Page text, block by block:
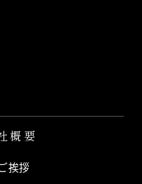
概要
挨拶